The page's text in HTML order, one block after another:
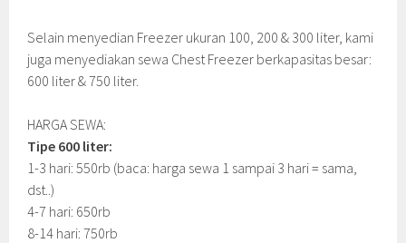
Selain menyedian Freezer ukuran 100, 200 & 300 liter, kami
juga menyediakan sewa Chest Freezer berkapasitas besar:
600 liter & 750 liter.
HARGA SEWA:
Tipe 600 liter:
1-3 hari: 550rb (baca: harga sewa 1 sampai 3 hari = sama,
dst..)
4-7 hari: 650rb
8-14 hari: 750rb